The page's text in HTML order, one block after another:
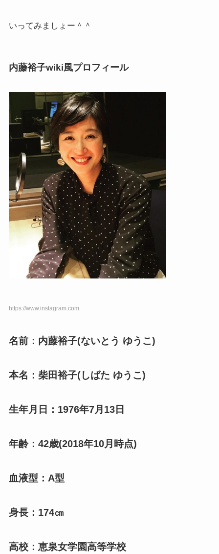
いってみましょー＾＾
内藤裕子wiki風プロフィール
https://www.instagram.com
名前：内藤裕子(ないとう ゆうこ)
本名：柴田裕子(しばた ゆうこ)
生年月日：1976年7月13日
年齢：42歳(2018年10月時点)
血液型：A型
身長：174㎝
高校：恵泉女学園高等学校